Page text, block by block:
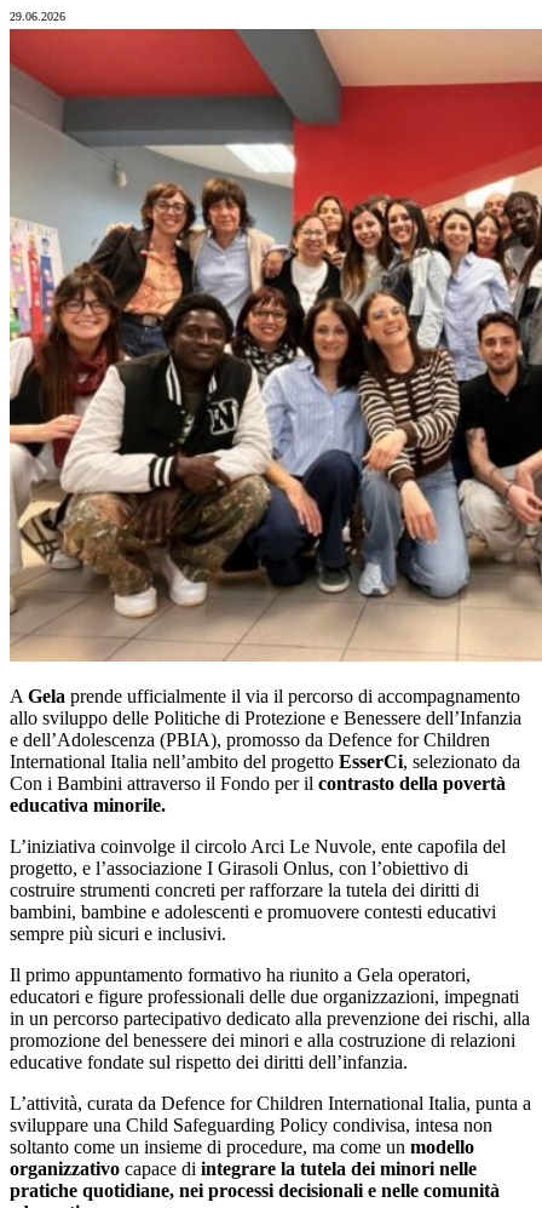
29.06.2026
A Gela prende ufficialmente il via il percorso di accompagnamento
allo sviluppo delle Politiche di Protezione e Benessere dell’Infanzia
e dell’Adolescenza (PBIA), promosso da Defence for Children
International Italia nell’ambito del progetto EsserCi, selezionato da
Con i Bambini attraverso il Fondo per il contrasto della povertà
educativa minorile.
L’iniziativa coinvolge il circolo Arci Le Nuvole, ente capofila del
progetto, e l’associazione I Girasoli Onlus, con l’obiettivo di
costruire strumenti concreti per rafforzare la tutela dei diritti di
bambini, bambine e adolescenti e promuovere contesti educativi
sempre più sicuri e inclusivi.
Il primo appuntamento formativo ha riunito a Gela operatori,
educatori e figure professionali delle due organizzazioni, impegnati
in un percorso partecipativo dedicato alla prevenzione dei rischi, alla
promozione del benessere dei minori e alla costruzione di relazioni
educative fondate sul rispetto dei diritti dell’infanzia.
L’attività, curata da Defence for Children International Italia, punta a
sviluppare una Child Safeguarding Policy condivisa, intesa non
soltanto come un insieme di procedure, ma come un modello
organizzativo capace di integrare la tutela dei minori nelle
pratiche quotidiane, nei processi decisionali e nelle comunità